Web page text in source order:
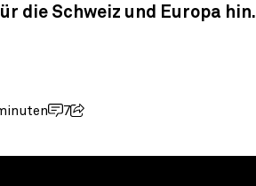
die Schweiz und Europa hin.
7